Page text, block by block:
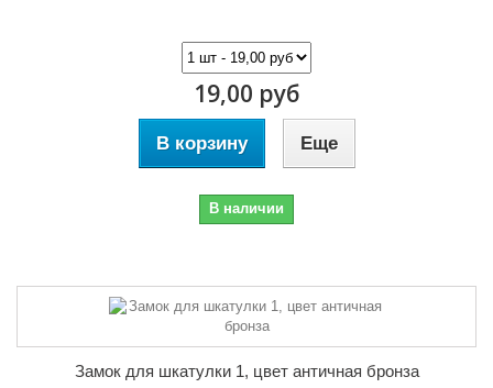
19,00 руб
В корзину Еще
В наличии
Замок для шкатулки 1, цвет античная бронза